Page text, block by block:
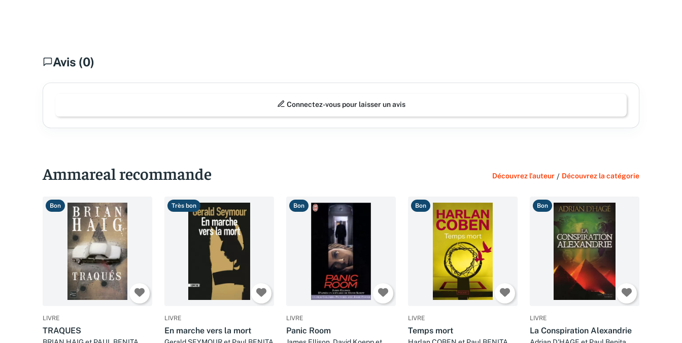
Avis (0)
Connectez-vous pour laisser un avis
Ammareal recommande Découvrez l'auteur / Découvrez la catégorie
Bon
LIVRE
TRAQUES
Très bon
LIVRE
En marche vers la mort
Bon
LIVRE
Panic Room
Bon
LIVRE
Temps mort
Bon
LIVRE
La Conspiration Alexandrie